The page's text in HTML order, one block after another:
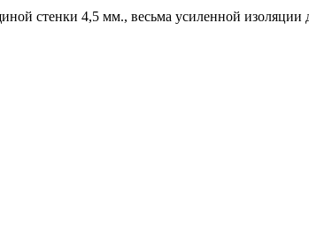
стенки 4,5 мм., весьма усиленной